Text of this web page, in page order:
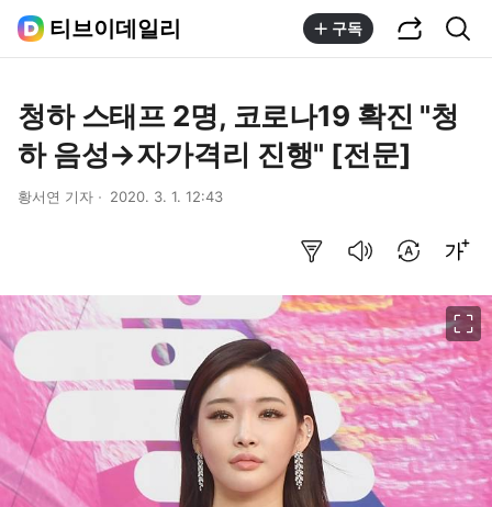
티브이데일리 구독
청하 스태프 2명, 코로나19 확진 "청
하 음성→자가격리 진행" [전문]
황서연 기자 2020. 3. 1. 12:43